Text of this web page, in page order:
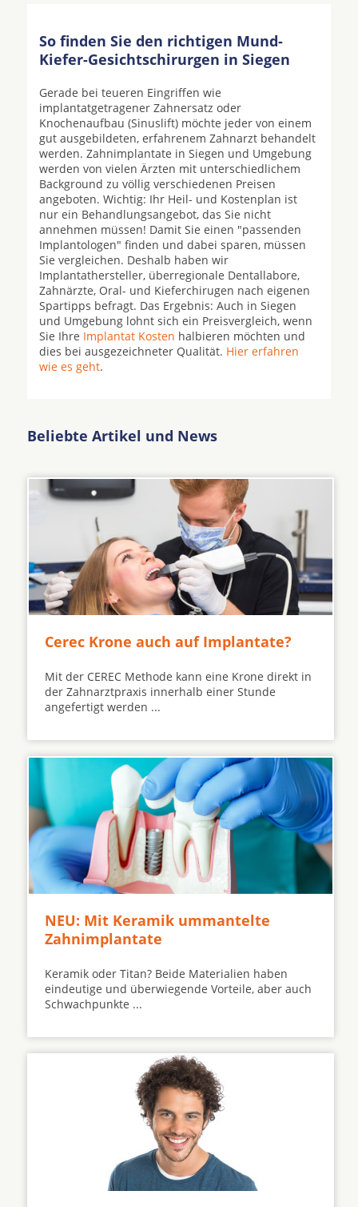
So finden Sie den richtigen Mund-
Kiefer-Gesichtschirurgen in Siegen
Gerade bei teueren Eingriffen wie
implantatgetragener Zahnersatz oder
Knochenaufbau (Sinuslift) möchte jeder von einem
gut ausgebildeten, erfahrenem Zahnarzt behandelt
werden. Zahnimplantate in Siegen und Umgebung
werden von vielen Ärzten mit unterschiedlichem
Background zu völlig verschiedenen Preisen
angeboten. Wichtig: Ihr Heil- und Kostenplan ist
nur ein Behandlungsangebot, das Sie nicht
annehmen müssen! Damit Sie einen "passenden
Implantologen" finden und dabei sparen, müssen
Sie vergleichen. Deshalb haben wir
Implantathersteller, überregionale Dentallabore,
Zahnärzte, Oral- und Kieferchirugen nach eigenen
Spartipps befragt. Das Ergebnis: Auch in Siegen
und Umgebung lohnt sich ein Preisvergleich, wenn
Sie Ihre Implantat Kosten halbieren möchten und
dies bei ausgezeichneter Qualität. Hier erfahren
wie es geht.
Beliebte Artikel und News
Cerec Krone auch auf Implantate?
Mit der CEREC Methode kann eine Krone direkt in
der Zahnarztpraxis innerhalb einer Stunde
angefertigt werden ...
NEU: Mit Keramik ummantelte
Zahnimplantate
Keramik oder Titan? Beide Materialien haben
eindeutige und überwiegende Vorteile, aber auch
Schwachpunkte ...